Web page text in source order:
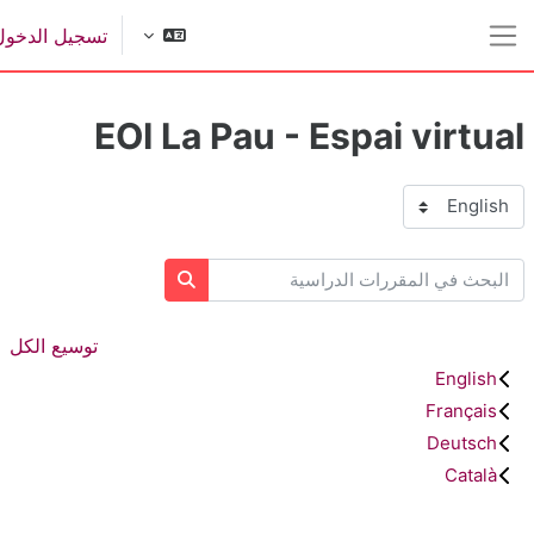
تسجيل الدخول
EOI La Pau - Espai
المقررات
في المقررات الدراسية
البحث في المقررات
توسيع الكل
English
Français
Deutsch
Català